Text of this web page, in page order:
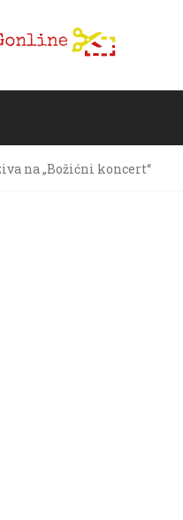
na „Božićni koncert“